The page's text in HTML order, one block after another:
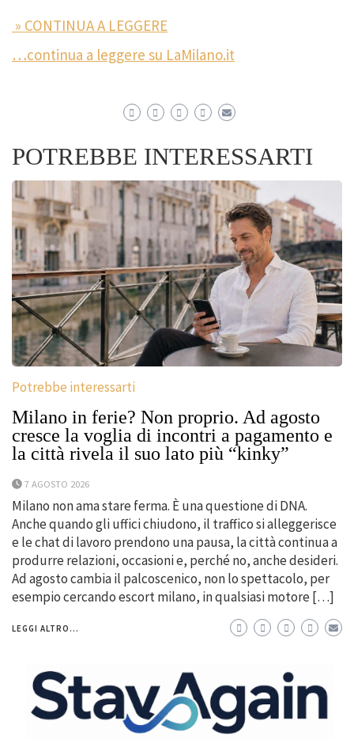
» CONTINUA A LEGGERE
…continua a leggere su LaMilano.it
POTREBBE INTERESSARTI
Potrebbe interessarti
Milano in ferie? Non proprio. Ad agosto
cresce la voglia di incontri a pagamento e
la città rivela il suo lato più “kinky”
7 AGOSTO 2026
Milano non ama stare ferma. È una questione di DNA.
Anche quando gli uffici chiudono, il traffico si alleggerisce
e le chat di lavoro prendono una pausa, la città continua a
produrre relazioni, occasioni e, perché no, anche desideri.
Ad agosto cambia il palcoscenico, non lo spettacolo, per
esempio cercando escort milano, in qualsiasi motore […]
LEGGI ALTRO...